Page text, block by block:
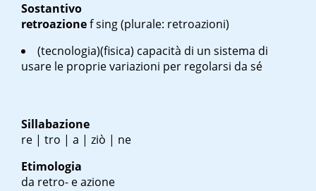
Sostantivo
retroazionef sing(plurale: retroazioni)
(tecnologia)(fisica) capacità di un sistema di
usare le proprie variazioni per regolarsi da sé
Sillabazione
re | tro | a | ziò | ne
Etimologia
da retro- e azione